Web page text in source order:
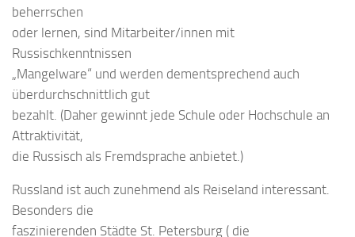
beherrschen
oder lernen, sind Mitarbeiter/innen mit
Russischkenntnissen
„Mangelware“ und werden dementsprechend auch
überdurchschnittlich gut
bezahlt. (Daher gewinnt jede Schule oder Hochschule an
Attraktivität,
die Russisch als Fremdsprache anbietet.)
Russland ist auch zunehmend als Reiseland interessant.
Besonders die
faszinierenden Städte St. Petersburg ( die